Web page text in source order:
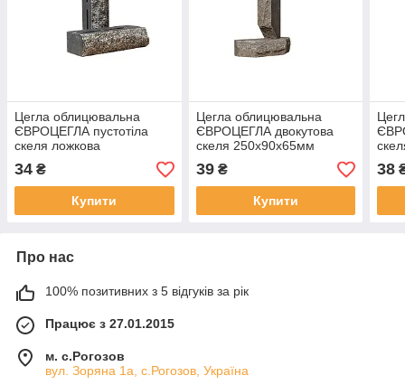
Цегла облицювальна
ЄВРОЦЕГЛА пустотіла
скеля ложкова
250х90х65мм чорна
34 ₴
Купити
Цегла облицювальна
ЄВРОЦЕГЛА двокутова
скеля 250х90х65мм
графіт
39₴
Купити
38
Про нас
100% позитивних з 5 відгуків за рік
Працює з 27.01.2015
м. с.Рогозов
вул. Зоряна 1а, с.Рогозов, Україна